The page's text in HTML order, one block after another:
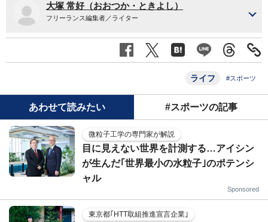
大塚 常好（おおつか・ときよし）
フリーランス編集者／ライター
ライフ #スポーツ
あわせて読みたい #スポーツの記事
微粒子工学の専門家が解説
目に見えない世界を計測する…アイシン
が生んだ｢世界最小の水粒子｣のポテンシ
ャル
Sponsored
東京都｢HTT取組推進宣言企業｣